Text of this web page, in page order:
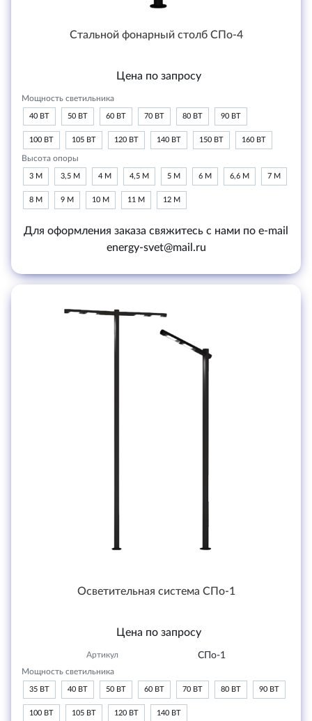
Стальной фонарный столб СПо-4
Цена по запросу
Мощность светильника
40 ВТ 50 ВТ 60 ВТ 70 ВТ 80 ВТ 90 ВТ
100 ВТ 105 ВТ 120 ВТ 140 ВТ 150 ВТ 160 ВТ
Высота опоры
3 М 3,5 М 4 М 4,5 М 5 М 6 М 6,6 М 7 М
8 М 9 М 10 М 11 М 12 М
Для оформления заказа свяжитесь с нами по e-mail
energy-svet@mail.ru
Осветительная система СПо-1
Цена по запросу
Артикул СПо-1
Мощность светильника
35 ВТ 40 ВТ 50 ВТ 60 ВТ 70 ВТ 80 ВТ 90 ВТ
100 ВТ 105 ВТ 120 ВТ 140 ВТ